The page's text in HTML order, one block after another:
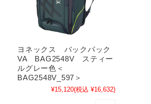
ヨネックス バックパック
VA BAG2548V スティー
ルグレー色＜
BAG2548V_597＞
¥15,120(税込 ¥16,632)